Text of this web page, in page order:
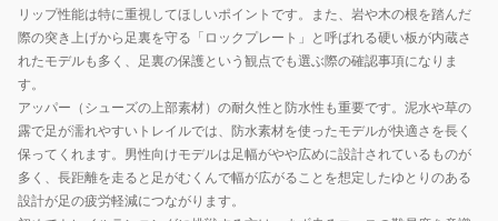
ト
7
ダ
ー
ク
ブ
ラ
ウ
リップ性能は特に重視してほしいポイントです。また、岩や木の根を踏んだ
際の突き上げから足裏を守る「ロックプレート」と呼ばれる硬い板が内蔵さ
れたモデルも多く、足裏の保護という観点でも選ぶ際の確認事項になりま
す。
アッパー（シューズの上部素材）の耐久性と防水性も重要です。泥水や草の
露で足が濡れやすいトレイルでは、防水素材を使ったモデルが快適さを長く
保ってくれます。男性向けモデルは足幅がやや広めに設計されているものが
多く、長距離を走ると足がむくんで幅が広がることを想定したゆとりのある
設計が足の疲労軽減につながります。